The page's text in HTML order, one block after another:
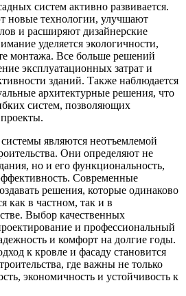
систем активно развивается.
новые технологии, улучшают
и расширяют дизайнерские
уделяется экологичности,
монтажа. Все больше решений
эксплуатационных затрат и
зданий. Также наблюдается
архитектурные решения, что
систем, позволяющих
являются неотъемлемой
Они определяют не
но и его функциональность,
Современные
решения, которые одинаково
как в частном, так и в
Выбор качественных
и профессиональный
и комфорт на долгие годы.
к кровле и фасаду становится
где важны не только
экономичность и устойчивость к